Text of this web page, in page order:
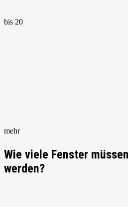
bis 20
mehr
Wie viele Fenster
werden?